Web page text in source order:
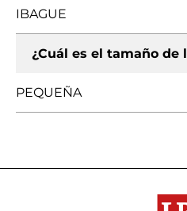
IBAGUE
¿Cuál es el tamaño de
PEQUEÑA